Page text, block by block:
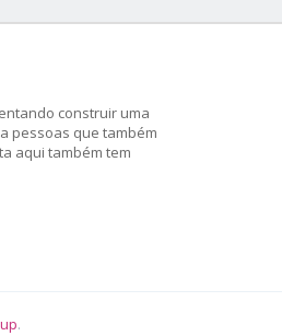
construir uma
pessoas que também
aqui também tem
.